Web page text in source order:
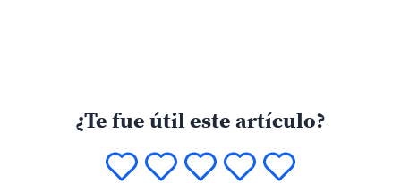
¿Te fue útil este artículo?